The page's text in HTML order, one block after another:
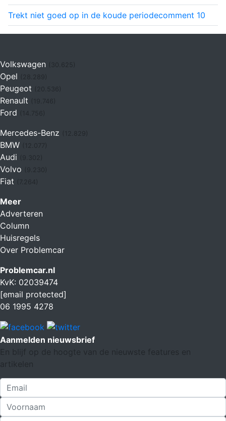
Trekt niet goed op in de koude periodecomment 10
Volkswagen (30.625)
Opel
Peugeot (20.536)
Renault (19.746)
Ford (14.756)
Mercedes-Benz
BMW
Audi
Volvo
Fiat (7.264)
Meer
Adverteren
Column
Huisregels
Over Problemcar
Problemcar.nl
KvK: 02039474
[email protected]
06 1995 4278
Aanmelden nieuwsbrief
En blijf op de hoogte van de nieuwste features en
artikelen